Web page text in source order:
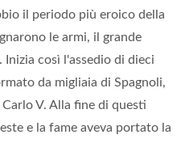
il periodo più eroico della
le armi, il grande
così l'assedio di dieci
da migliaia di Spagnoli,
V. Alla fine di questi
e la fame aveva portato la